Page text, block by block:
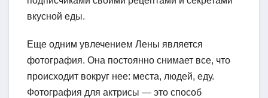
вкусной еды.
Еще одним увлечением Лены является
фотография. Она постоянно снимает все, что
происходит вокруг нее: места, людей, еду.
Фотография для актрисы — это способ